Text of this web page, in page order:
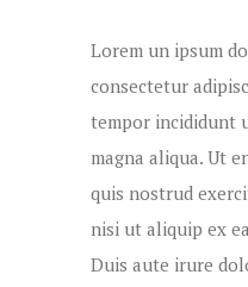
Lorem un ipsum
consectetur
tempor incididunt
magna aliqua. Ut
quis nostrud
nisi ut aliquip ex
Duis aute irure